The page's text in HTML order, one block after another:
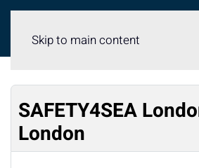
Skip to main content
SAFETY4SEA
London